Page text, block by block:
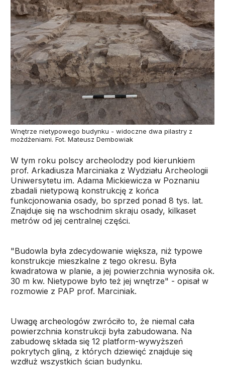
Wnętrze nietypowego budynku - widoczne dwa pilastry z
możdżeniami. Fot. Mateusz Dembowiak
W tym roku polscy archeolodzy pod kierunkiem
prof. Arkadiusza Marciniaka z Wydziału Archeologii
Uniwersytetu im. Adama Mickiewicza w Poznaniu
zbadali nietypową konstrukcję z końca
funkcjonowania osady, bo sprzed ponad 8 tys. lat.
Znajduje się na wschodnim skraju osady, kilkaset
metrów od jej centralnej części.
"Budowla była zdecydowanie większa, niż typowe
konstrukcje mieszkalne z tego okresu. Była
kwadratowa w planie, a jej powierzchnia wynosiła ok.
30 m kw. Nietypowe było też jej wnętrze" - opisał w
rozmowie z PAP prof. Marciniak.
Uwagę archeologów zwróciło to, że niemal cała
powierzchnia konstrukcji była zabudowana. Na
zabudowę składa się 12 platform-wywyższeń
pokrytych gliną, z których dziewięć znajduje się
wzdłuż wszystkich ścian budynku.